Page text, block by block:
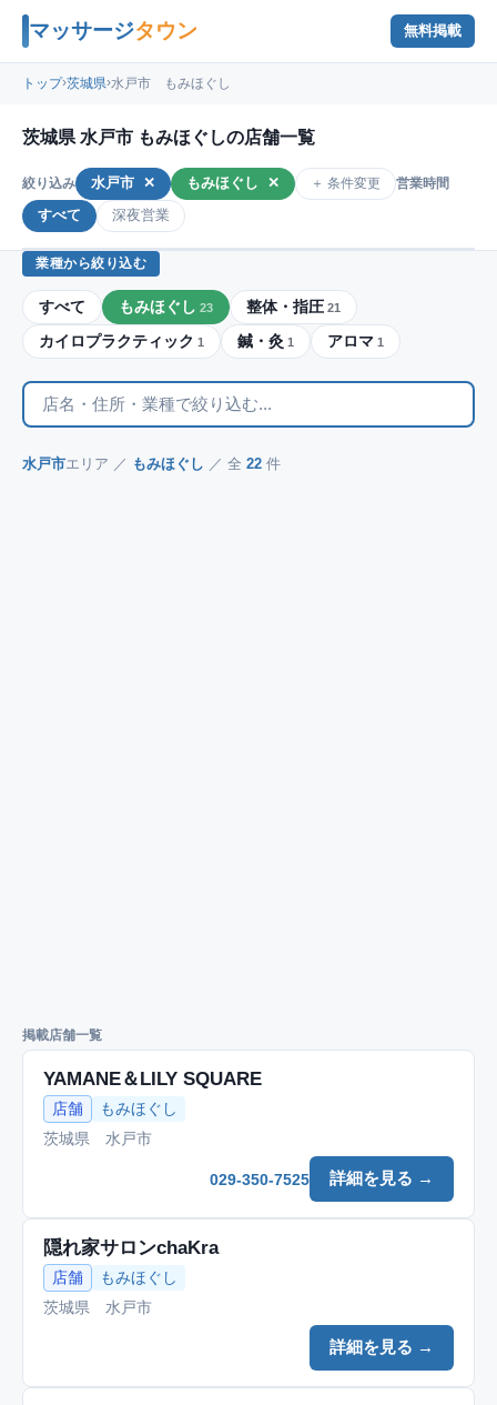
マッサージタウン 無料掲載
トップ›茨城県›水戸市 もみほぐし
茨城県 水戸市 もみほぐしの店舗一覧
絞り込み 水戸市 ✕ もみほぐし ✕ ＋ 条件変更 営業時間
すべて 深夜営業
業種から絞り込む
すべて もみほぐし 23 整体・指圧 21
カイロプラクティック 1 鍼・灸 1 アロマ 1
水戸市エリア ／ もみほぐし ／ 全 22 件
掲載店舗一覧
YAMANE＆LILY SQUARE
店舗
もみほぐし
茨城県 水戸市
詳細を見る →
029-350-7525
隠れ家サロンchaKra
店舗
もみほぐし
茨城県 水戸市
詳細を見る →